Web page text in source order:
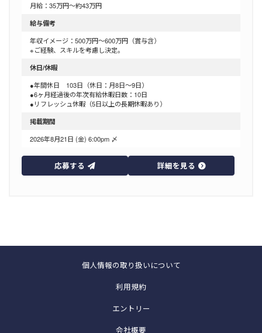
月給：35万円～約43万円
給与備考
年収イメージ：500万円〜600万円（賞与含）
※ご経験、スキルを考慮し決定。
休日/休暇
●年間休日 103日（休日：月8日〜9日）
●6ヶ月経過後の年次有給休暇日数：10日
●リフレッシュ休暇（5日以上の長期休暇あり）
掲載期間
2026年8月21日 (金) 6:00pm 〆
応募する 詳細を見る
個人情報の取り扱いについて
利用規約
エントリー
会社概要